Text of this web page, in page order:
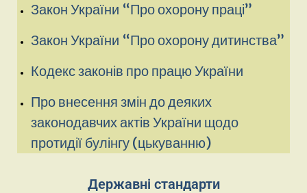
Закон України “Про охорону праці”
Закон України “Про охорону дитинства”
Кодекс законів про працю України
Про внесення змін до деяких
законодавчих актів України щодо
протидії булінгу (цькуванню)
Державні стандарти